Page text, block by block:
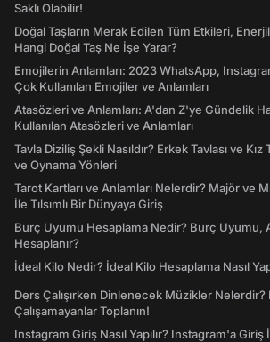
Saklı Olabilir!
Doğal Taşların Merak Edilen Tüm Etkileri,
Hangi Doğal Taş Ne İşe Yarar?
Emojilerin Anlamları: 2023 WhatsApp,
Çok Kullanılan Emojiler ve Anlamları
Atasözleri ve Anlamları: A'dan Z'ye Gündelik
Kullanılan Atasözleri ve Anlamları
Tavla Diziliş Şekli Nasıldır? Erkek Tavlası ve
ve Oynama Yönleri
Tarot Kartları ve Anlamları Nelerdir? Majör ve
İle Tılsımlı Bir Dünyaya Giriş
Burç Uyumu Hesaplama Nedir? Burç Uyumu,
Hesaplanır?
İdeal Kilo Nedir? İdeal Kilo Hesaplama Nasıl
Ders Çalışırken Dinlenecek Müzikler
Çalışamayanlar Toplanın!
Instagram Giriş Nasıl Yapılır? Instagram'a